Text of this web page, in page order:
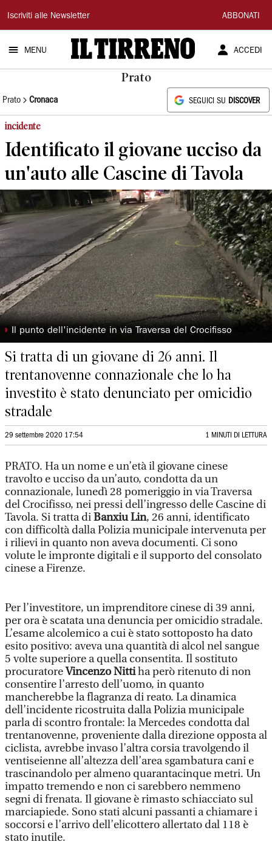
Il
Tirreno
Iscriviti alle Newsletter ABBONATI
MENU ACCEDI
Prato
Prato Cronaca SEGUICI SU DISCOVER
incidente
Identificato il giovane ucciso da
un'auto alle Cascine di Tavola
◗ Il punto dell'incidente in via Traversa del Crocifisso
Si tratta di un giovane di 26 anni. Il
trentanovenne connazionale che lo ha
investito è stato denunciato per omicidio
stradale
29 settembre 2020 17:54 1 MINUTI DI LETTURA
PRATO. Ha un nome e un’età il giovane cinese
travolto e ucciso da un’auto, condotta da un
connazionale, lunedì 28 pomeriggio in via Traversa
del Crocifisso, nei pressi dell’ingresso delle Cascine di
Tavola. Si tratta diBanxiu Lin, 26 anni, identificato
con difficoltà dalla Polizia municipale intervenuta per
i rilievi in quanto non aveva documenti. Ci sono
volute le impronte digitali e il supporto del consolato
cinese a Firenze.
Per l’investitore, un imprenditore cinese di 39 anni,
per ora è scatata una denuncia per omicidio stradale.
L’esame alcolemico a cui è stato sottoposto ha dato
esito positivo: aveva una quantità di alcol nel sangue
5 volte superiore a quella consentita. Il sostituto
procuratoreVincenzo Nittiha però ritenuto di non
consentire l’arresto dell’uomo, in quanto
mancherebbe la flagranza di reato. La dinamica
dell’incidente ricostruita dalla Polizia municipale
parla di scontro frontale: la Mercedes condotta dal
trentanovenne, proveniente dalla direzione opposta al
ciclista, avrebbe invaso l’altra corsia travolgendo il
ventiseienne all’altezza dell’area sgambatura cani e
trascinandolo per almeno quarantacinque metri. Un
impatto tremendo e non ci sarebbero nemmeno
segni di frenata. Il giovane è rimasto schiacciato sul
marciapiede. Sono stati alcuni passanti a chiamare i
soccorsi e l’arrivo dell’elicottero allertato dal 118 è
stato inutile.